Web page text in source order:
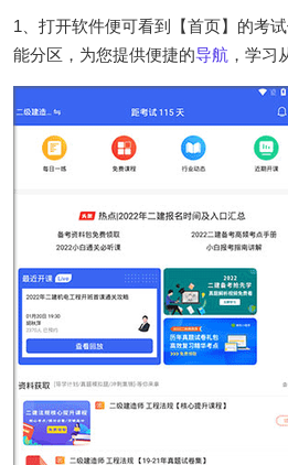
1、打开软件便可看到【首页】的考
能分区，为您提供便捷的导航 ，学习